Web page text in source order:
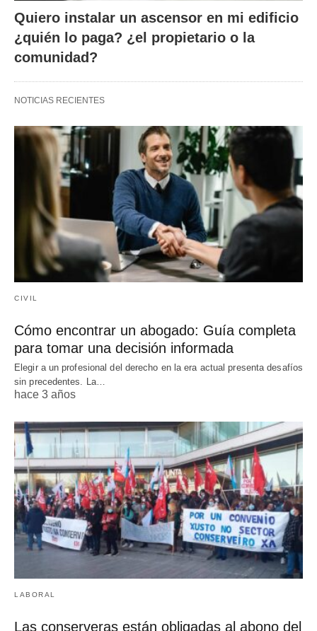
Quiero instalar un ascensor en mi edificio
¿quién lo paga? ¿el propietario o la
comunidad?
NOTICIAS RECIENTES
CIVIL
Cómo encontrar un abogado: Guía completa
para tomar una decisión informada
Elegir a un profesional del derecho en la era actual presenta desafíos
sin precedentes. La…
hace 3 años
LABORAL
Las conserveras están obligadas al abono del